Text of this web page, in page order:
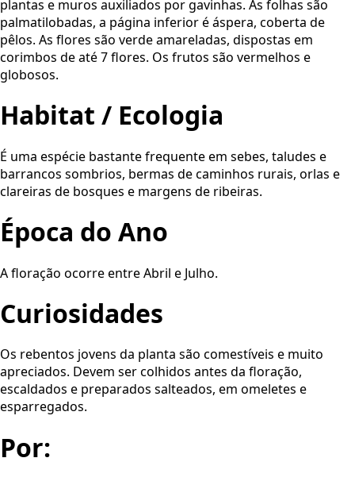
plantas e muros auxiliados por gavinhas. As folhas são
palmatilobadas, a página inferior é áspera, coberta de
pêlos. As flores são verde amareladas, dispostas em
corimbos de até 7 flores. Os frutos são vermelhos e
globosos.
Habitat / Ecologia
É uma espécie bastante frequente em sebes, taludes e
barrancos sombrios, bermas de caminhos rurais, orlas e
clareiras de bosques e margens de ribeiras.
Época do Ano
A floração ocorre entre Abril e Julho.
Curiosidades
Os rebentos jovens da planta são comestíveis e muito
apreciados. Devem ser colhidos antes da floração,
escaldados e preparados salteados, em omeletes e
esparregados.
Por: